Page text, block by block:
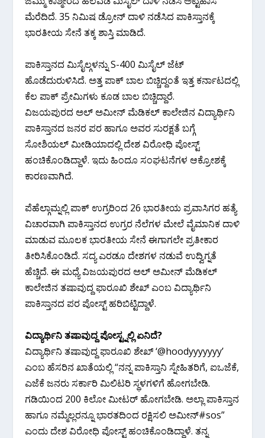
ಮೆರೆದಿದೆ. 35 ನಿಮಿಷ ಡ್ರೋನ್ ದಾಳಿ ನಡೆಸಿದ ಪಾಕಿಸ್ತಾನಕ್ಕೆ
ಭಾರತೀಯ ಸೇನೆ ತಕ್ಕ ಶಾಸ್ತಿ ಮಾಡಿದೆ.
ಪಾಕಿಸ್ತಾನದ ಮಿಸೈಲ್ಗಳನ್ನು S-400 ಮಿಸೈಲ್ ಜೆಟ್
ಹೊಡೆದುರುಳಿಸಿದೆ. ಅತ್ತ ಪಾಕ್ ಬಾಲ ಬಿಚ್ಚಿದ್ದಂತೆ ಇತ್ತ ಕರ್ನಾಟದಲ್ಲಿ
ಕೆಲ ಪಾಕ್ ಪ್ರೇಮಿಗಳು ಕೂಡ ಬಾಲ ಬಿಚ್ಚಿದ್ದಾರೆ.
ವಿಜಯಪುರದ ಅಲ್ ಅಮೀನ್ ಮೆಡಿಕಲ್ ಕಾಲೇಜಿನ ವಿದ್ಯಾರ್ಥಿನಿ
ಪಾಕಿಸ್ತಾನದ ಜನರ ಪರ ಹಾಗೂ ಅವರ ಸುರಕ್ಷತೆ ಬಗ್ಗೆ
ಸೋಶಿಯಲ್ ಮೀಡಿಯಾದಲ್ಲಿ ದೇಶ ವಿರೋಧಿ ಪೋಸ್ಟ್
ಹಂಚಿಕೊಂಡಿದ್ದಾಳೆ. ಇದು ಹಿಂದೂ ಸಂಘಟನೆಗಳ ಆಕ್ರೋಶಕ್ಕೆ
ಕಾರಣವಾಗಿದೆ.
ಪೆಹೆಲ್ಗಾಮ್ನಲ್ಲಿ ಪಾಕ್ ಉಗ್ರರಿಂದ 26 ಭಾರತೀಯ ಪ್ರವಾಸಿಗರ ಹತ್ಯೆ
ವಿಚಾರವಾಗಿ ಪಾಕಿಸ್ತಾನದ ಉಗ್ರರ ನೆಲೆಗಳ ಮೇಲೆ ವೈಮಾನಿಕ ದಾಳಿ
ಮಾಡುವ ಮೂಲಕ ಭಾರತೀಯ ಸೇನೆ ಈಗಾಗಲೇ ಪ್ರತೀಕಾರ
ತೀರಿಸಿಕೊಂಡಿದೆ. ಸದ್ಯ ಎರಡೂ ದೇಶಗಳ ನಡುವೆ ಉದ್ವಿಗ್ನತೆ
ಹೆಚ್ಚಿದೆ. ಈ ಮಧ್ಯೆ ವಿಜಯಪುರದ ಅಲ್ ಅಮೀನ್ ಮೆಡಿಕಲ್
ಕಾಲೇಜಿನ ತಷಾವುದ್ದ ಫಾರೂಖಿ ಶೇಖ್ ಎಂಬ ವಿದ್ಯಾರ್ಥಿನಿ
ಪಾಕಿಸ್ತಾನದ ಪರ ಪೋಸ್ಟ್ ಹರಿಬಿಟ್ಟಿದ್ದಾಳೆ.
ವಿದ್ಯಾರ್ಥಿನಿ ತಷಾವುದ್ದ ಪೋಸ್ಟ್ನಲ್ಲಿ ಏನಿದೆ?
ವಿದ್ಯಾರ್ಥಿನಿ ತಷಾವುದ್ದ ಫಾರೂಖಿ ಶೇಖ್ ‘@hoodyyyyyyy’
ಎಂಬ ಹೆಸರಿನ ಖಾತೆಯಲ್ಲಿ “ನನ್ನ ಪಾಕಿಸ್ತಾನಿ ಸ್ನೇಹಿತರಿಗೆ, ಐಒಜೆಕೆ,
ಎಜೆಕೆ ಜನರು ಸರ್ಕಾರಿ ಮಿಲಿಟರಿ ಸ್ಥಳಗಳಿಗೆ ಹೋಗಬೇಡಿ.
ಗಡಿಯಿಂದ 200 ಕಿಲೋ ಮೀಟರ್ ಹೋಗಬೇಡಿ. ಅಲ್ಲಾ ಪಾಕಿಸ್ತಾನ
ಹಾಗೂ ನಮ್ಮೆಲ್ಲರನ್ನೂ ಭಾರತದಿಂದ ರಕ್ಷಿಸಲಿ ಅಮೀನ್#sos”
ಎಂದು ದೇಶ ವಿರೋಧಿ ಪೋಸ್ಟ್ ಹಂಚಿಕೊಂಡಿದ್ದಾಳೆ. ತನ್ನ